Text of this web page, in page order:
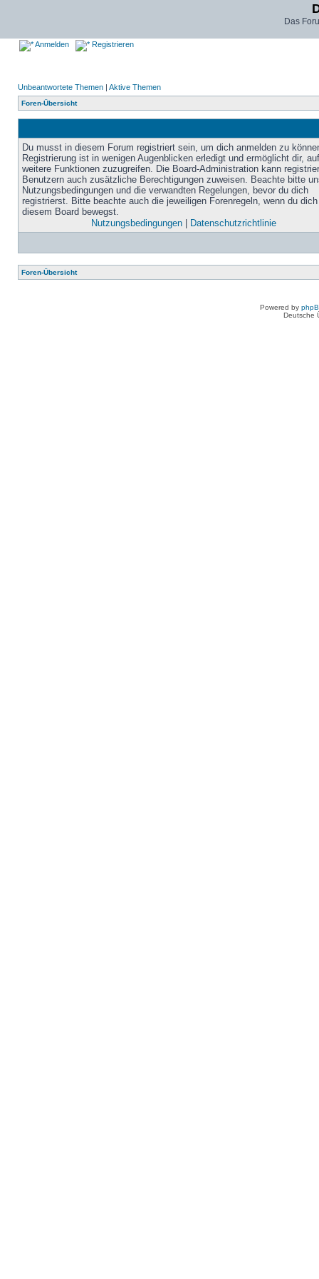
Das
Anmelden Registrieren
Unbeantwortete Themen | Aktive Themen
Foren-Übersicht
Du musst in diesem Forum registriert sein, um dich anmelden zu
Registrierung ist in wenigen Augenblicken erledigt und ermöglicht dir, auf
weitere Funktionen zuzugreifen. Die Board-Administration kann
Benutzern auch zusätzliche Berechtigungen zuweisen. Beachte bitte
Nutzungsbedingungen und die verwandten Regelungen, bevor du dich
registrierst. Bitte beachte auch die jeweiligen Forenregeln, wenn du
diesem Board bewegst.
Nutzungsbedingungen| Datenschutzrichtlinie
Foren-Übersicht
Powered by
Deutsche